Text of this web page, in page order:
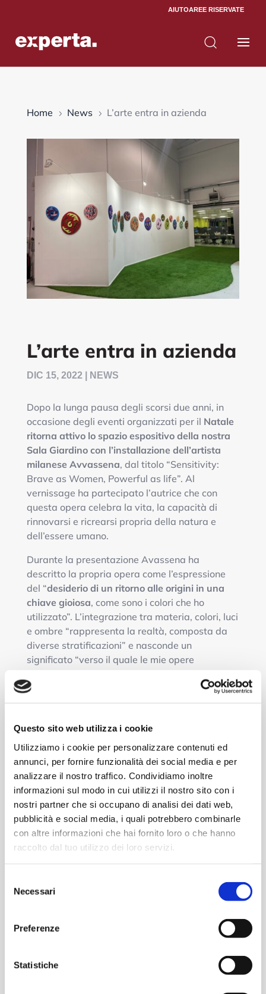
Questo sito web utilizza i cookie
Utilizziamo i cookie per personalizzare contenuti ed
annunci, per fornire funzionalità dei social media e per
analizzare il nostro traffico. Condividiamo inoltre
informazioni sul modo in cui utilizzi il nostro sito con i
nostri partner che si occupano di analisi dei dati web,
pubblicità e social media, i quali potrebbero combinarle
con altre informazioni che hai fornito loro o che hanno
raccolto dal tuo utilizzo dei loro servizi.
delNecessari
Preferenze
Statistiche
AIUTOAREE RISERVATE
Home 5 News 5 L’arte entra in azienda
L’arte entra in azienda
DIC 15, 2022 NEWS
Dopo la lunga pausa degli scorsi due anni, in
occasione degli eventi organizzati per il Natale
ritorna attivo lo spazio espositivo della nostra
Sala Giardino con l’installazione dell’artista
milanese Avvassena, dal titolo “Sensitivity:
Brave as Women, Powerful as life”. Al
vernissage ha partecipato l’autrice che con
questa opera celebra la vita, la capacità di
rinnovarsi e ricrearsi propria della natura e
dell’essere umano.
Durante la presentazione Avassena ha
descritto la propria opera come l’espressione
del “desiderio di un ritorno alle origini in una
chiave gioiosa, come sono i colori che ho
utilizzato”. L’integrazione tra materia, colori, luci
e ombre “rappresenta la realtà, composta da
diverse stratificazioni” e nasconde un
significato “verso il quale le mie opere
l’apparenza”.
quale molti dei nostri dipendenti hanno
interessati.